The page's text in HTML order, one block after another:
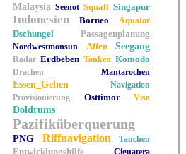
Malaysia Seenot Squall Singapur
Indonesien Borneo Äquator
Dschungel Passagenplanung
Nordwestmonsun Affen Seegang
Radar Erdbeben Tanken Komodo
Drachen Mantarochen
Essen_Gehen
Navigation
Provisionierung
Osttimor Visa
Doldrums
Pazifiküberquerung
PNG Riffnavigation Tauchen
Entwicklungshilfe Ciguatera